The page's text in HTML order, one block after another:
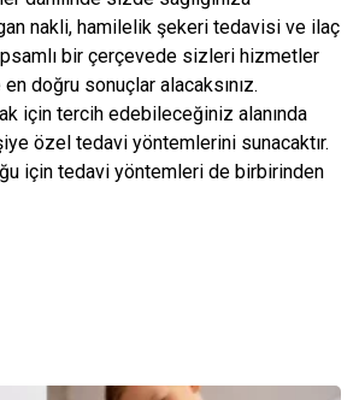
nakli, hamilelik şekeri tedavisi ve ilaç
bir çerçevede sizleri hizmetler
doğru sonuçlar alacaksınız.
için tercih edebileceğiniz alanında
özel tedavi yöntemlerini sunacaktır.
için tedavi yöntemleri de birbirinden